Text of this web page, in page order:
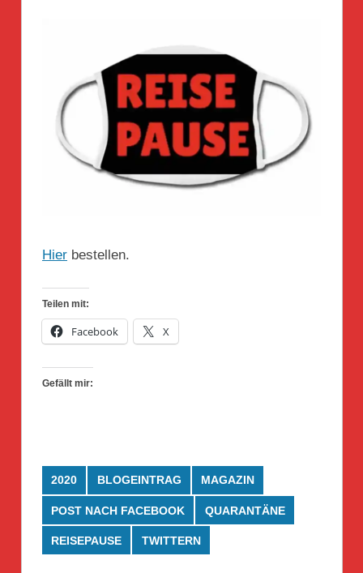
Hier bestellen.
Teilen mit:
Facebook X
Gefällt mir:
2020 BLOGEINTRAG MAGAZIN
POST NACH FACEBOOK QUARANTÄNE
REISEPAUSE TWITTERN